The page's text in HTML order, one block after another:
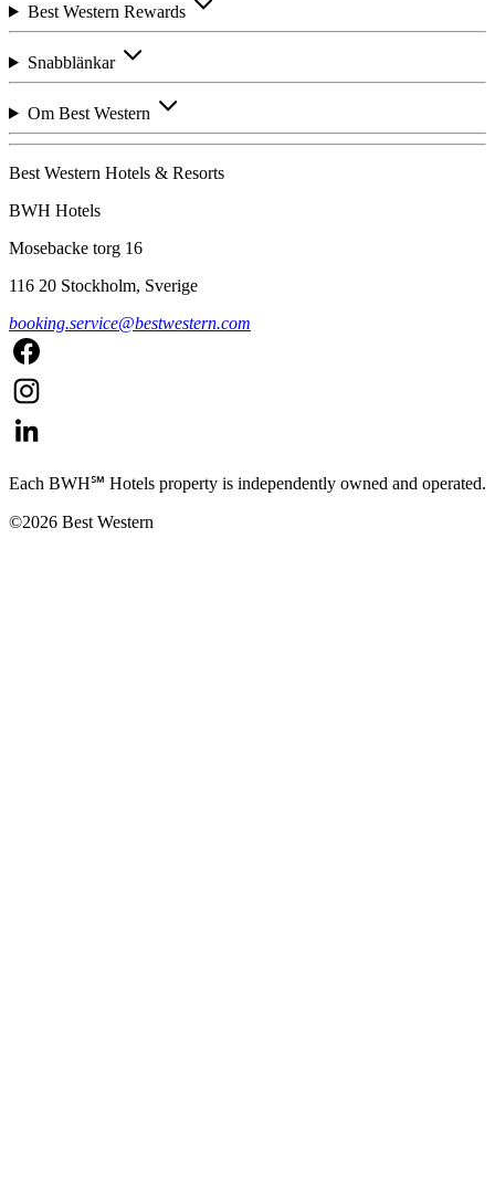
Best Western Rewards
Snabblänkar
Om Best Western
Best Western Hotels & Resorts
BWH Hotels
Mosebacke torg 16
116 20 Stockholm, Sverige
booking.service@bestwestern.com
Each BWH℠ Hotels property is independently owned and operated.
©2026 Best Western